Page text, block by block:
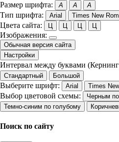
Размер шрифта: A A A
Тип шрифта: Arial Times New
Цвета сайта: Ц Ц Ц Ц
Изображения:
Обычная версия сайта
Настройки
Интервал между буквами
Стандартный
Большой
Выберите шрифт: Arial Times
Выбор цветовой схемы: Черным
Темно-синим по голубому
Поиск по сайту